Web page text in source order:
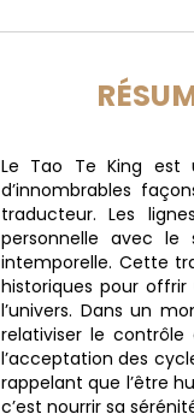
Le Tao Te King
d’innombrables
traducteur. Les
personnelle avec le
intemporelle. Cette
historiques pour
l’univers. Dans un
relativiser le
l’acceptation des
rappelant que l’être
c’est nourrir sa